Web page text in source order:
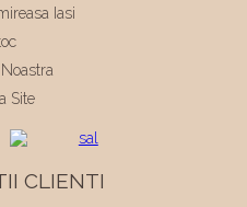
Iasi
Site
CLIENTI